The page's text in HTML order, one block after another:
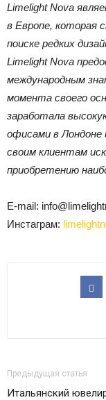
Limelight Nova
в Европе, которая
поиске редких
Limelight Nova
международным
момента своего
заработала
офисами в Лондоне
своим клиентам
приобретению
E-mail:
Инстаграм:
Предыдущая статья
Итальянский